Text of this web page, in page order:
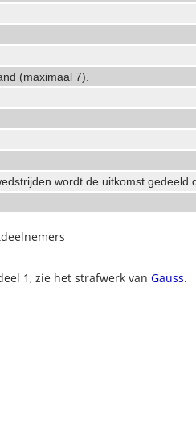
(maximaal 7).
wordt de uitkomst gedeeld
1, zie het strafwerk van Gauss.